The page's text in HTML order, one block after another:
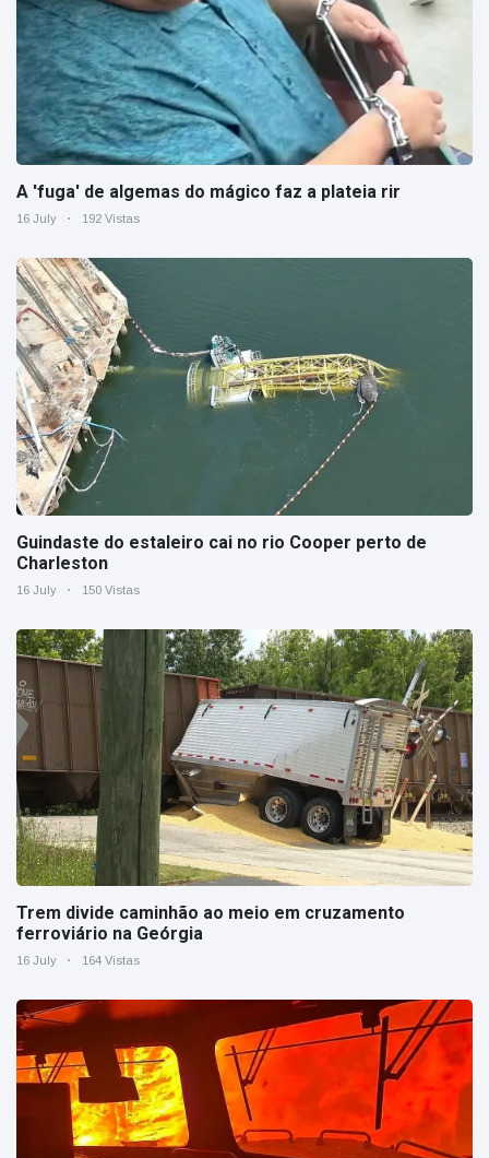
A 'fuga' de algemas do mágico faz a plateia rir
16 July 192 Vistas
Guindaste do estaleiro cai no rio Cooper perto de
Charleston
16 July 150 Vistas
Trem divide caminhão ao meio em cruzamento
ferroviário na Geórgia
16 July 164 Vistas